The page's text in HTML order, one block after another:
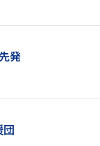
発
団